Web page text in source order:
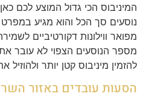
נוסעים סך הכל והוא מגיע
מפואר ווילונות דקורטיביים
להזמין מיניבוס קטן יותר
הסעות עובדים באזור